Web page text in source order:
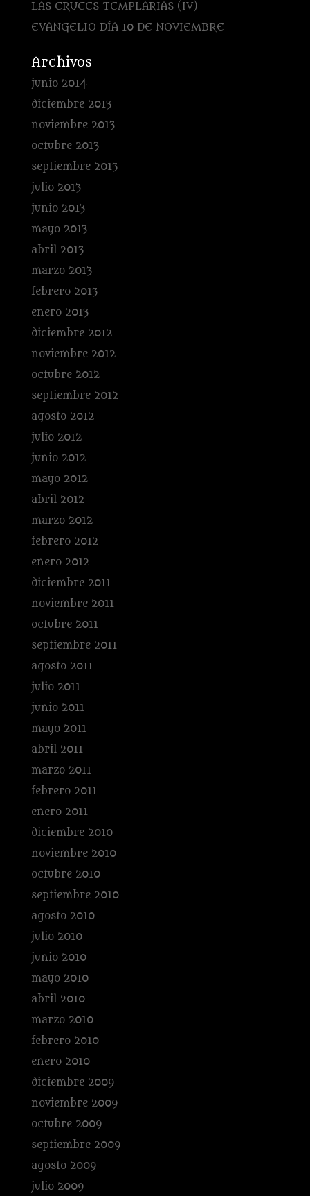
LAS CRUCES TEMPLARIAS (IV)
EVANGELIO DÍA 10 DE NOVIEMBRE
Archivos
junio 2014
diciembre 2013
noviembre 2013
octubre 2013
septiembre 2013
julio 2013
junio 2013
mayo 2013
abril 2013
marzo 2013
febrero 2013
enero 2013
diciembre 2012
noviembre 2012
octubre 2012
septiembre 2012
agosto 2012
julio 2012
junio 2012
mayo 2012
abril 2012
marzo 2012
febrero 2012
enero 2012
diciembre 2011
noviembre 2011
octubre 2011
septiembre 2011
agosto 2011
julio 2011
junio 2011
mayo 2011
abril 2011
marzo 2011
febrero 2011
enero 2011
diciembre 2010
noviembre 2010
octubre 2010
septiembre 2010
agosto 2010
julio 2010
junio 2010
mayo 2010
abril 2010
marzo 2010
febrero 2010
enero 2010
diciembre 2009
noviembre 2009
octubre 2009
septiembre 2009
agosto 2009
julio 2009